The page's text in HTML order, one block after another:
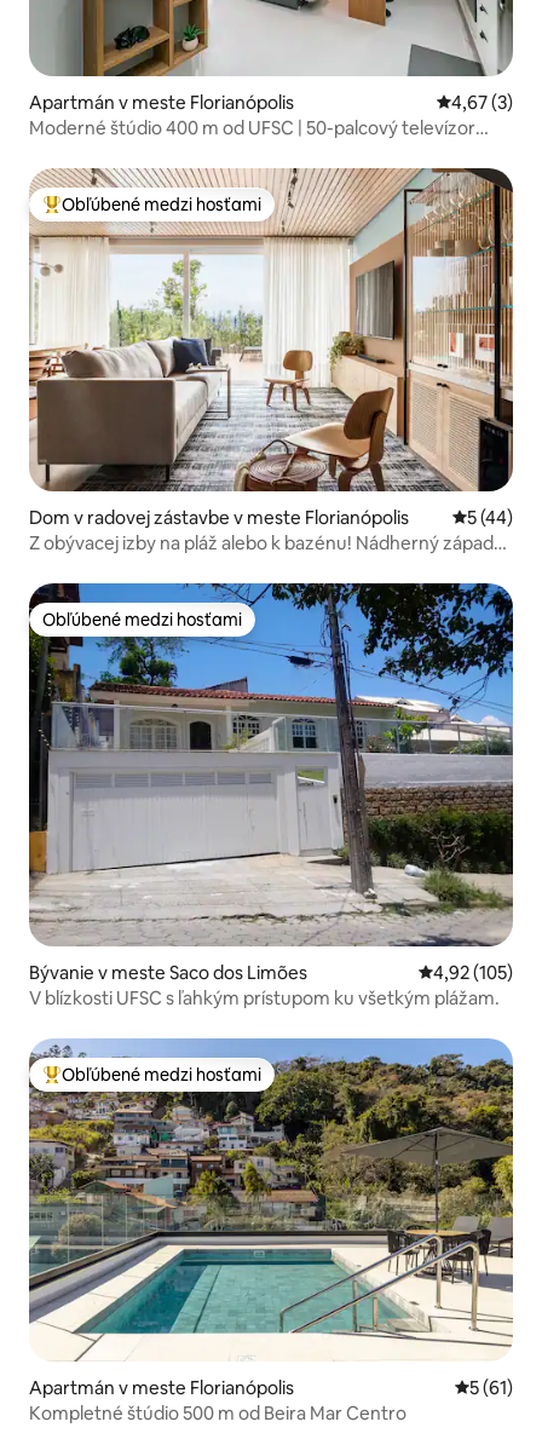
Apartmán v meste Florianópolis Priemerné
4,67 (3)
Moderné štúdio 400 m od UFSC | 50-palcový televízor
Najobľúbenejšie medzi hosťami
Obľúbené medzi hosťami
Dom v radovej zástavbe v meste Florianópolis
5 (44)
Z obývacej izby na pláž alebo k bazénu! Nádherný západ
Obľúbené medzi hosťami
Obľúbené medzi hosťami
Bývanie v meste Saco dos Limões Priemerné
4,92 (105)
V blízkosti UFSC s ľahkým prístupom ku všetkým plážam.
Najobľúbenejšie medzi hosťami
Obľúbené medzi hosťami
Apartmán v meste Florianópolis
5 (61)
Kompletné štúdio 500 m od Beira Mar Centro